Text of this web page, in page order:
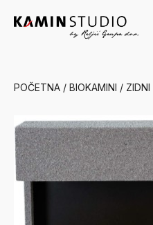
POČETNA / BIOKAMINI / ZIDNI